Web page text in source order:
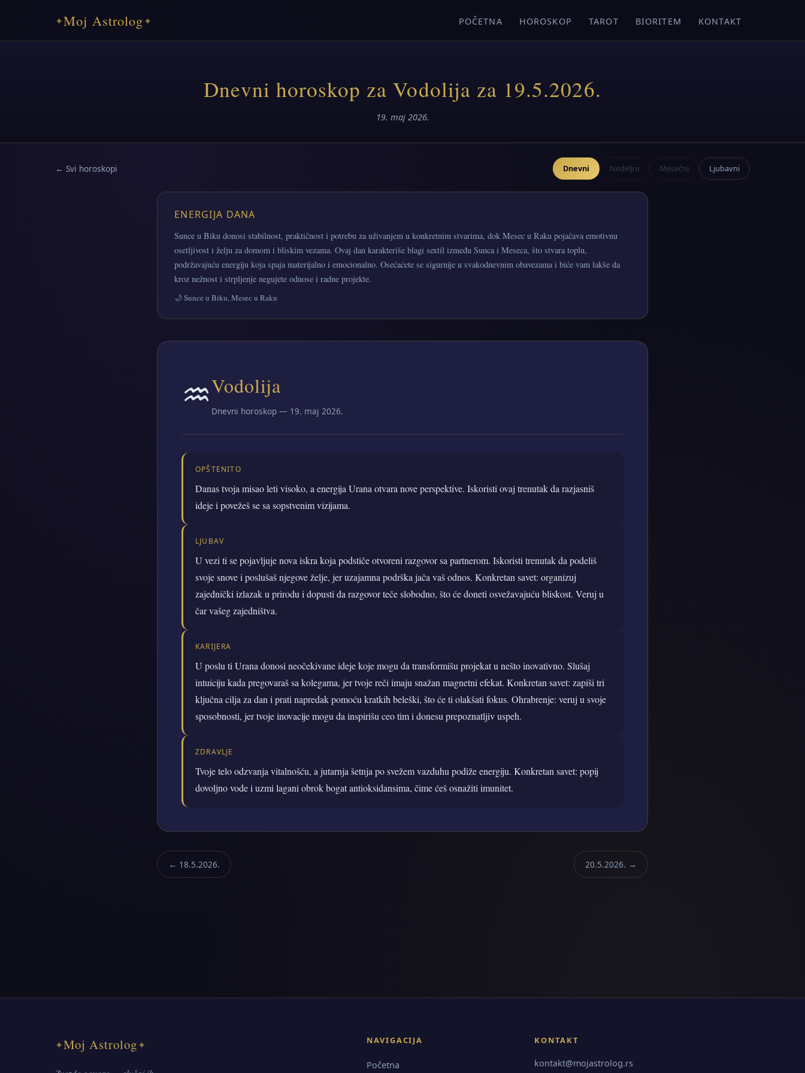
✦Moj Astrolog✦ POČETNA HOROSKOP TAROT BIORITEM KONTAKT
Dnevni horoskop za Vodolija za 19.5.2026.
19. maj 2026.
← Svi horoskopi Dnevni Nedeljni Mesečni Ljubavni
ENERGIJA DANA
Sunce u Biku donosi stabilnost, praktičnost i potrebu za uživanjem u konkretnim stvarima, dok Mesec u Raku pojačava emotivnu
osetljivost i želju za domom i bliskim vezama. Ovaj dan karakteriše blagi sextil između Sunca i Meseca, što stvara toplu,
podržavajuću energiju koja spaja materijalno i emocionalno. Osećaćete se sigurnije u svakodnevnim obavezama i biće vam lakše da
kroz nežnost i strpljenje negujete odnose i radne projekte.
🌙 Sunce u Biku, Mesec u Raku
♒Vodolija
Dnevni horoskop — 19. maj 2026.
OPŠTENITO
Danas tvoja misao leti visoko, a energija Urana otvara nove perspektive. Iskoristi ovaj trenutak da razjasniš
ideje i povežeš se sa sopstvenim vizijama.
LJUBAV
U vezi ti se pojavljuje nova iskra koja podstiče otvoreni razgovor sa partnerom. Iskoristi trenutak da podeliš
svoje snove i poslušaš njegove želje, jer uzajamna podrška jača vaš odnos. Konkretan savet: organizuj
zajednički izlazak u prirodu i dopusti da razgovor teče slobodno, što će doneti osvežavajuću bliskost. Veruj u
čar vašeg zajedništva.
KARIJERA
U poslu ti Urana donosi neočekivane ideje koje mogu da transformišu projekat u nešto inovativno. Slušaj
intuiciju kada pregovaraš sa kolegama, jer tvoje reči imaju snažan magnetni efekat. Konkretan savet: zapiši tri
ključna cilja za dan i prati napredak pomoću kratkih beleški, što će ti olakšati fokus. Ohrabrenje: veruj u svoje
sposobnosti, jer tvoje inovacije mogu da inspirišu ceo tim i donesu prepoznatljiv uspeh.
ZDRAVLJE
Tvoje telo odzvanja vitalnošću, a jutarnja šetnja po svežem vazduhu podiže energiju. Konkretan savet: popij
dovoljno vode i uzmi lagani obrok bogat antioksidansima, čime ćeš osnažiti imunitet.
← 18.5.2026. 20.5.2026. →
✦Moj Astrolog✦ NAVIGACIJA
Početna
KONTAKT
kontakt@mojastrolog.rs